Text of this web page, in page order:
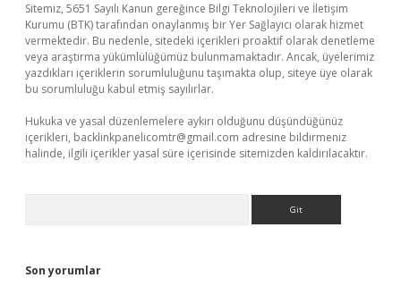
Sitemiz, 5651 Sayılı Kanun gereğince Bilgi Teknolojileri ve İletişim
Kurumu (BTK) tarafından onaylanmış bir Yer Sağlayıcı olarak hizmet
vermektedir. Bu nedenle, sitedeki içerikleri proaktif olarak denetleme
veya araştırma yükümlülüğümüz bulunmamaktadır. Ancak, üyelerimiz
yazdıkları içeriklerin sorumluluğunu taşımakta olup, siteye üye olarak
bu sorumluluğu kabul etmiş sayılırlar.
Hukuka ve yasal düzenlemelere aykırı olduğunu düşündüğünüz
içerikleri, backlinkpanelicomtr@gmail.com adresine bildirmeniz
halinde, ilgili içerikler yasal süre içerisinde sitemizden kaldırılacaktır.
Son yorumlar